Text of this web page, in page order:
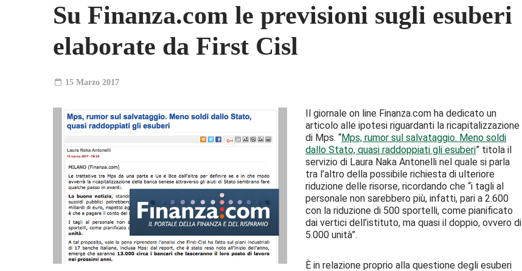
Su Finanza.com le previsioni sugli esuberi
elaborate da First Cisl
15 Marzo 2017
Il giornale on line Finanza.com ha dedicato un
articolo alle ipotesi riguardanti la ricapitalizzazione
di Mps. “Mps, rumor sul salvataggio. Meno soldi
dallo Stato, quasi raddoppiati gli esuberi” titola il
servizio di Laura Naka Antonelli nel quale si parla
tra l’altro della possibile richiesta di ulteriore
riduzione delle risorse, ricordando che “i tagli al
personale non sarebbero più, infatti, pari a 2.600
con la riduzione di 500 sportelli, come pianificato
dai vertici dell’istituto, ma quasi il doppio, ovvero di
5.000 unità”.
È in relazione proprio alla questione degli esuberi